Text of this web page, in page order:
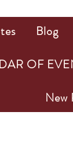
Blog
OF
New